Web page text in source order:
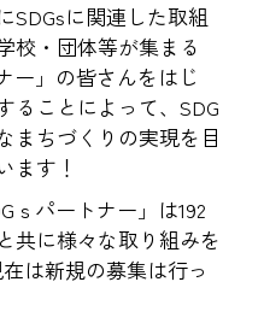
SDGsに関連した取組
校・団体等が集まる
ー」の皆さんをはじ
ることによって、SDG
まちづくりの実現を目
ます！
ｓパートナー」は192
共に様々な取り組みを
は新規の募集は行っ